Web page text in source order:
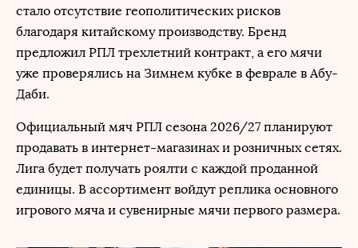
стало отсутствие геополитических рисков
благодаря китайскому производству. Бренд
предложил РПЛ трехлетний контракт, а его мячи
уже проверялись на Зимнем кубке в феврале в Абу-
Даби.
Официальный мяч РПЛ сезона 2026/27 планируют
продавать в интернет-магазинах и розничных сетях.
Лига будет получать роялти с каждой проданной
единицы. В ассортимент войдут реплика основного
игрового мяча и сувенирные мячи первого размера.